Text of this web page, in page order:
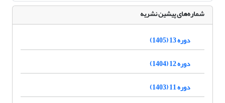
شماره‌های پیشین نشریه
دوره 13 (1405)
دوره 12 (1404)
دوره 11 (1403)